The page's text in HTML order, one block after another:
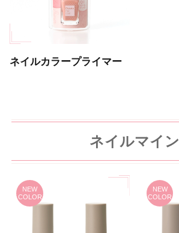
ネイルカラープライマー
ネイルマイン